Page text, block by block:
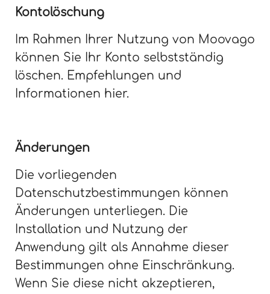
Kontolöschung
Im Rahmen Ihrer Nutzung von Moovago
können Sie Ihr Konto selbstständig
löschen. Empfehlungen und
Informationen hier.
Änderungen
Die vorliegenden
Datenschutzbestimmungen können
Änderungen unterliegen. Die
Installation und Nutzung der
Anwendung gilt als Annahme dieser
Bestimmungen ohne Einschränkung.
Wenn Sie diese nicht akzeptieren,